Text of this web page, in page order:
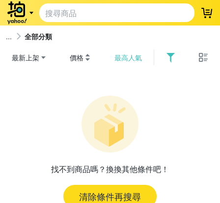
登
全部分類
最新上架 價格 最高人氣
找不到商品嗎？換換其他條件吧！
清除條件再搜尋